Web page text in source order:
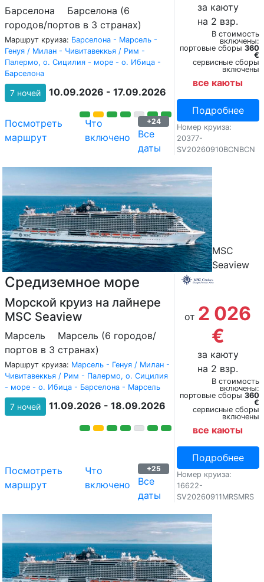
Барселона
Барселона (6
городов/портов в 3 странах)
Маршрут круиза: Барселона - Марсель -
Генуя / Милан - Чивитавеккья / Рим -
Палермо, о. Сицилия - море - о. Ибица -
Барселона
7 ночей 10.09.2026 - 17.09.2026
Посмотреть
маршрут
Что
включено
+24
Все
даты
за каюту
на 2 взр.
В стоимость
включены:
портовые сборы 360
€
сервисные сборы
включены
все каюты
Подробнее
Номер круиза:
20377-
SV20260910BCNBCN
MSC
Seaview
Средиземное море
Морской круиз на лайнере
MSC Seaview
Марсель
Марсель (6 городов/
портов в 3 странах)
Маршрут круиза: Марсель - Генуя / Милан -
Чивитавеккья / Рим - Палермо, о. Сицилия
- море - о. Ибица - Барселона - Марсель
7 ночей 11.09.2026 - 18.09.2026
Посмотреть
маршрут
Что
включено
+25
Все
даты
от 2 026
€
за каюту
на 2 взр.
В стоимость
включены:
портовые сборы 360
€
сервисные сборы
включены
все каюты
Подробнее
Номер круиза:
16622-
SV20260911MRSMRS